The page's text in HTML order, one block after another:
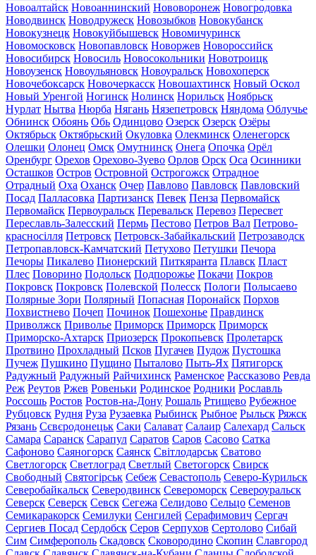
Новоалтайск Новоаннинский Нововоронеж Новогродовка
Новодвинск Новодружеск Новозыбков Новокубанск
Новокузнецк Новокуйбышевск Новомичуринск
Новомосковск Новопавловск Новоржев Новороссийск
Новосибирск Новосиль Новосокольники Новотроицк
Новоузенск Новоульяновск Новоуральск Новохоперск
Новочебоксарск Новочеркасск Новошахтинск Новый Оскол
Новый Уренгой Ногинск Нолинск Норильск Ноябрьск
Нурлат Нытва Нюрба Нягань Нязепетровск Няндома Облучье
Обнинск Обоянь Обь Одинцово Озерск Озерск Озёры
Октябрьск Октябрьский Окуловка Олекминск Оленегорск
Олешки Олонец Омск Омутнинск Онега Опочка Орёл
Оренбург Орехов Орехово-Зуево Орлов Орск Оса Осинники
Осташков Остров Островной Острогожск Отрадное
Отрадный Оха Оханск Очер Павлово Павловск Павловский
Посад Палласовка Партизанск Певек Пенза Первомайск
Первомайск Первоуральск Перевальск Перевоз Пересвет
Переславль-Залесский Пермь Пестово Петров Вал Петрово-
красносілля Петровск Петровск-Забайкальский Петрозаводск
Петропавловск-Камчатский Петухово Петушки Печора
Печоры Пикалево Пионерский Питкяранта Плавск Пласт
Плес Поворино Подольск Подпорожье Покачи Покров
Покровск Покровск Полевской Полесск Пологи Полысаево
Полярные Зори Полярный Попасная Поронайск Порхов
Похвистнево Почеп Починок Пошехонье Правдинск
Приволжск Приволье Приморск Приморск Приморск
Приморско-Ахтарск Приозерск Прокопьевск Пролетарск
Протвино Прохладный Псков Пугачев Пудож Пустошка
Пучеж Пушкино Пущино Пыталово Пыть-Ях Пятигорск
Радужный Радужный Райчихинск Раменское Рассказово Ревда
Реж Реутов Ржев Ровеньки Родинское Родники Рославль
Россошь Ростов Ростов-на-Дону Рошаль Ртищево Рубежное
Рубцовск Рудня Руза Рузаевка Рыбинск Рыбное Рыльск Ряжск
Рязань Сєвєродонецьк Саки Салават Салаир Салехард Сальск
Самара Саранск Сарапул Саратов Саров Сасово Сатка
Сафоново Саяногорск Саянск Світлодарськ Сватово
Светлогорск Светлоград Светлый Светогорск Свирск
Свободный Святогірськ Себеж Севастополь Северо-Курильск
Северобайкальск Северодвинск Североморск Североуральск
Северск Северск Севск Сегежа Селидово Сельцо Семенов
Семикаракорск Семилуки Сенгилей Серафимович Сергач
Сергиев Посад Сердобск Серов Серпухов Сертолово Сибай
Сим Симферополь Скадовск Сковородино Скопин Славгород